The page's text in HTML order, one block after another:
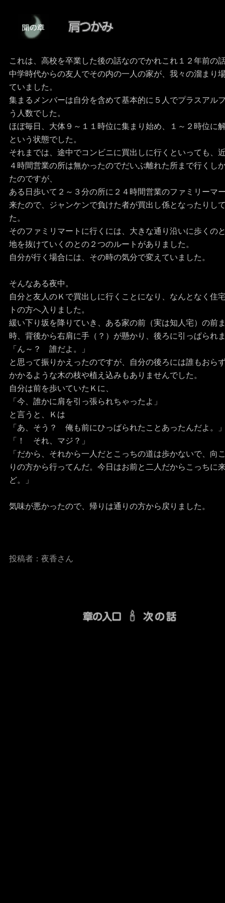
これは、高校を卒業した後の話なのでかれこれ１２年前の
中学時代からの友人でその内の一人の家が、我々の溜まり
ていました。
集まるメンバーは自分を含めて基本的に５人でプラスアル
う人数でした。
ほぼ毎日、大体９～１１時位に集まり始め、１～２時位に
という状態でした。
それまでは、途中でコンビニに買出しに行くといっても、
４時間営業の所は無かったのでだいぶ離れた所まで行くし
たのですが、
ある日歩いて２～３分の所に２４時間営業のファミリーマ
来たので、ジャンケンで負けた者が買出し係となったりし
た。
そのファミリマートに行くには、大きな通り沿いに歩くの
地を抜けていくのとの２つのルートがありました。
自分が行く場合には、その時の気分で変えていました。
そんなある夜中。
自分と友人のＫで買出しに行くことになり、なんとなく住
トの方へ入りました。
緩い下り坂を降りていき、ある家の前（実は知人宅）の前
時、背後から右肩に手（？）が懸かり、後ろに引っぱられ
「ん～？ 誰だよ。」
と思って振りかえったのですが、自分の後ろには誰もおら
かかるような木の枝や植え込みもありませんでした。
自分は前を歩いていたＫに、
「今、誰かに肩を引っ張られちゃったよ」
と言うと、Ｋは
「あ、そう？ 俺も前にひっばられたことあったんだよ。
「！ それ、マジ？」
「だから、それから一人だとこっちの道は歩かないで、向
りの方から行ってんだ。今日はお前と二人だからこっちに
ど。」
気味が悪かったので、帰りは通りの方から戻りました。
投稿者：夜香さん